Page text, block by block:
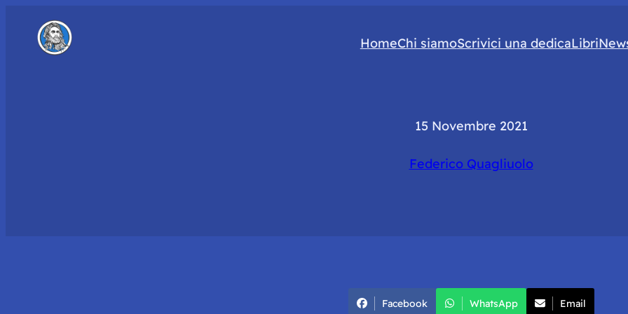
HomeChi siamoScrivici una dedicaLibri
15 Novembre 2021
Federico Quagliuolo
Facebook WhatsApp Email